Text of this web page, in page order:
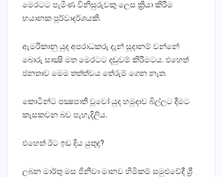
මෙරටට පැමිණ විනිසුරුවකු ලෙස ක්‍රියා කිරීම
භයානක පූර්වාදර්ශයකි.
ඇමරිකානු යුද අපරාධකරු දැන් සූදානම් වන්නේ
බොරු සාක්‍ෂි මත මෙරටට දඬුවම් කිරීමටය. එහෙත්
ජනතාව මෙම තත්ත්වය තේරුම් ගෙන නැත.
කොටින්ට පක්‍ෂපාතී වූවෝ යුද හමුදාව බිල්ලට දීමට
කැසකවන බව පැහැදිලිය.
එහෙත් ඊට ඉඩ දිය යුතුද?
ලබන මාර්තු මස ජිනීවා මානව හිමිකම් සමුළුවේදී ශ්‍රී